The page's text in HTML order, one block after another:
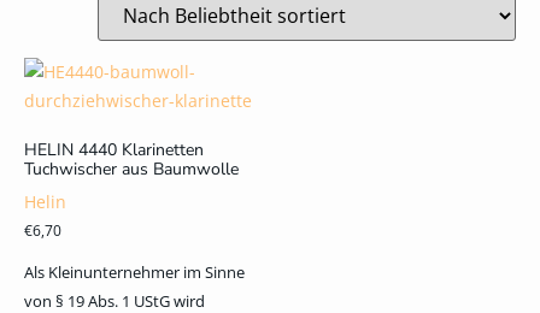
HELIN 4440 Klarinetten
Tuchwischer aus Baumwolle
Helin
€6,70
Als Kleinunternehmer im Sinne
von § 19 Abs. 1 UStG wird